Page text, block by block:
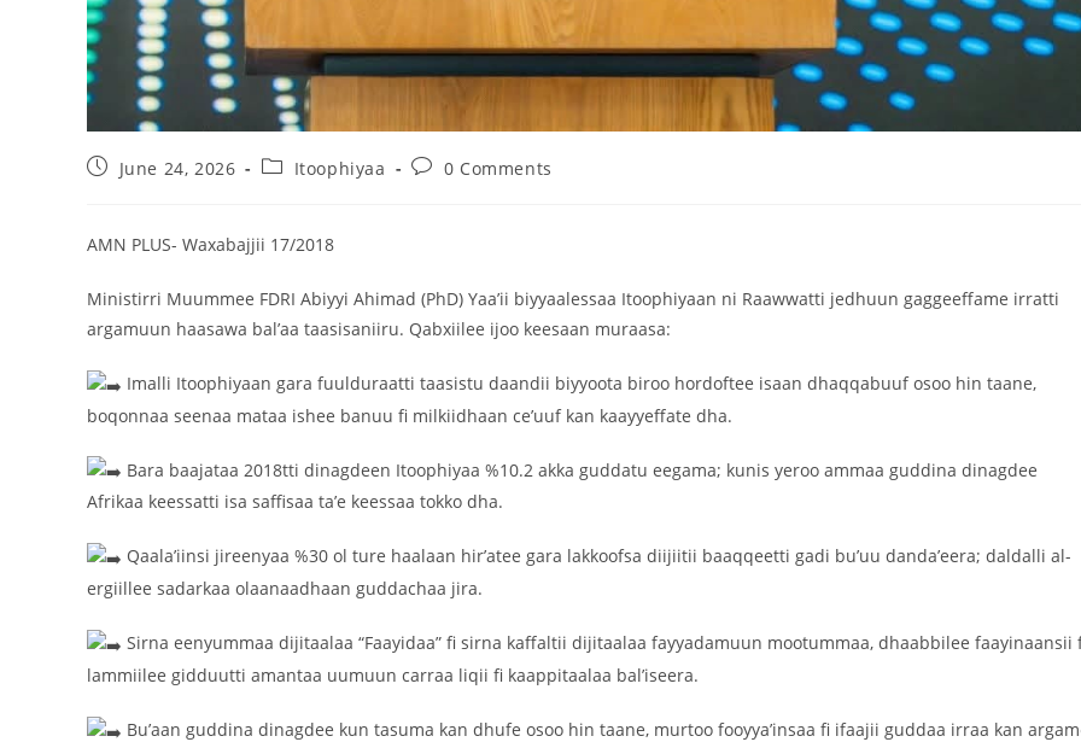
June 24, 2026 Itoophiyaa 0 Comments
AMN PLUS- Waxabajjii 17/2018
Ministirri Muummee FDRI Abiyyi Ahimad (PhD) Yaa’ii biyyaalessaa Itoophiyaan ni Raawwatti jedhuun gaggeeffame irratti
argamuun haasawa bal’aa taasisaniiru. Qabxiilee ijoo keesaan muraasa:
Imalli Itoophiyaan gara fuulduraatti taasistu daandii biyyoota biroo hordoftee isaan dhaqqabuuf osoo hin taane,
boqonnaa seenaa mataa ishee banuu fi milkiidhaan ce’uuf kan kaayyeffate dha.
Bara baajataa 2018tti dinagdeen Itoophiyaa %10.2 akka guddatu eegama; kunis yeroo ammaa guddina dinagdee
Afrikaa keessatti isa saffisaa ta’e keessaa tokko dha.
Qaala’iinsi jireenyaa %30 ol ture haalaan hir’atee gara lakkoofsa diijiitii baaqqeetti gadi bu’uu danda’eera; daldalli al-
ergiillee sadarkaa olaanaadhaan guddachaa jira.
Sirna eenyummaa dijitaalaa “Faayidaa” fi sirna kaffaltii dijitaalaa fayyadamuun mootummaa, dhaabbilee faayinaansii
lammiilee gidduutti amantaa uumuun carraa liqii fi kaappitaalaa bal’iseera.
Bu’aan guddina dinagdee kun tasuma kan dhufe osoo hin taane, murtoo fooyya’insaa fi ifaajii guddaa irraa kan